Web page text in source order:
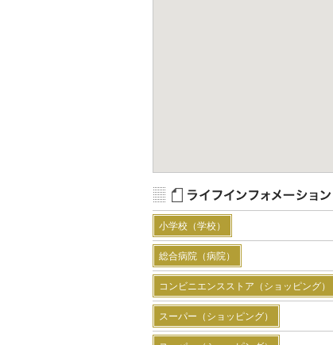
小学校（学校）
総合病院（病院）
コンビニエンスストア（ショッピング）
スーパー（ショッピング）